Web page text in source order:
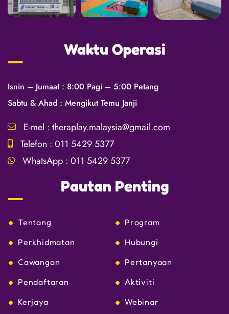
Waktu Operasi
Isnin – Jumaat : 8:00 Pagi – 5:00 Petang
Sabtu & Ahad : Mengikut Temu Janji
E-mel : theraplay.malaysia@gmail.com
Telefon : 011 5429 5377
WhatsApp : 011 5429 5377
Pautan Penting
Tentang
Program
Perkhidmatan
Hubungi
Cawangan
Pertanyaan
Pendaftaran
Aktiviti
Kerjaya
Webinar